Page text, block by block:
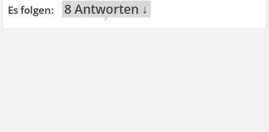
8 Antworten ↓